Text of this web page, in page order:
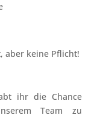
aber keine Pflicht!
ihr die Chance
Team zu